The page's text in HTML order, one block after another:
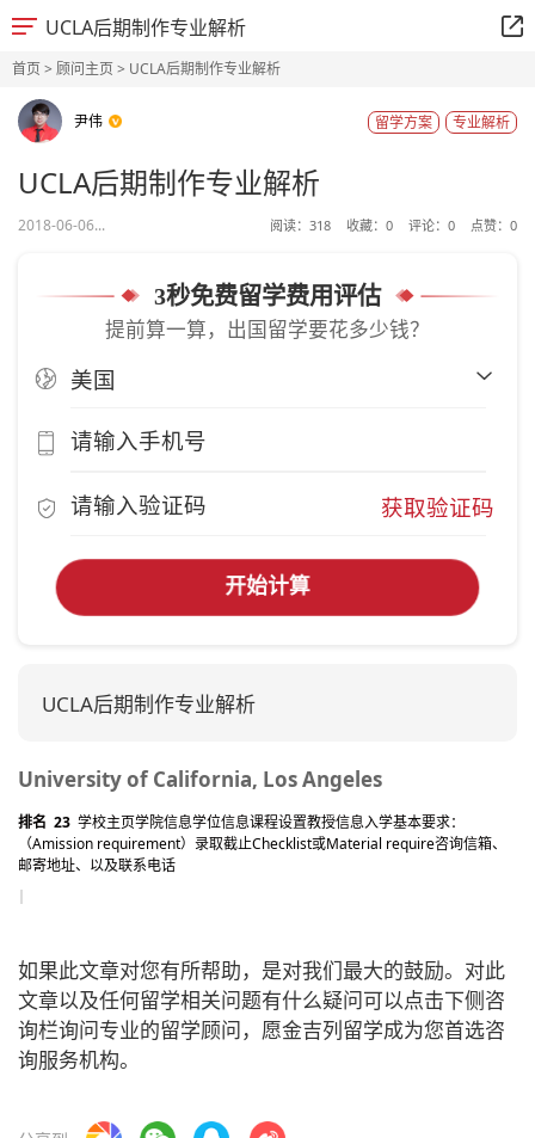
UCLA后期制作专业解析
首页> 顾问主页> UCLA后期制作专业解析
尹伟 专业解析
留学方案
UCLA后期制作专业解析
2018-06-06... 阅读： 318 收藏： 0 评论： 0 点赞： 0
3秒免费留学费用评估
提前算一算，出国留学要花多少钱？
获取验证码
开始计算
UCLA后期制作专业解析
University of California, Los Angeles
排名 23 学校主页学院信息学位信息课程设置教授信息入学基本要求：
（Amission requirement） 录取截止Checklist或Material require咨询信箱、
邮寄地址、以及联系电话
如果此文章对您有所帮助，是对我们最大的鼓励。对此
文章以及任何留学相关问题有什么疑问可以点击下侧咨
询栏询问专业的留学顾问，愿金吉列留学成为您首选咨
询服务机构。